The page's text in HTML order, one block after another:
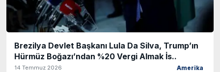
Brezilya Devlet Başkanı Lula Da Silva, Trump’ın
Hürmüz Boğazı’ndan %20 Vergi Almak İs..
14 Temmuz 2026 Amerika